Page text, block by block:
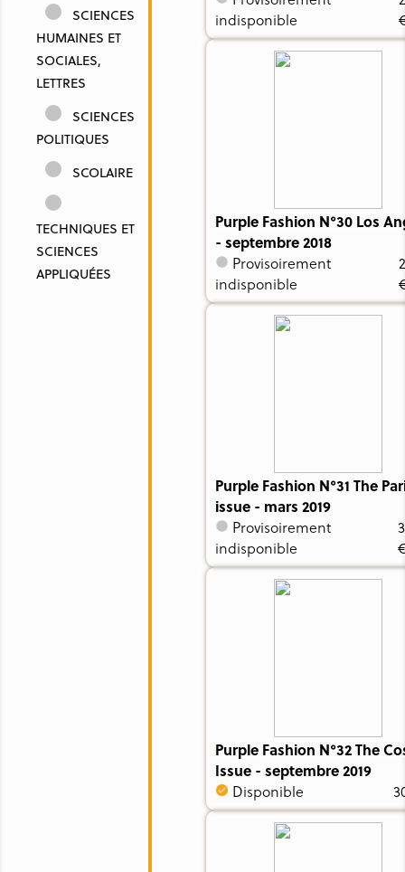
SCIENCES
HUMAINES ET
SOCIALES,
LETTRES
SCIENCES
POLITIQUES
SCOLAIRE
TECHNIQUES ET
SCIENCES
APPLIQUÉES
indisponible
Purple Fashion N°30 Los
- septembre 2018
Provisoirement
indisponible
Purple Fashion N°31 The
issue - mars 2019
Provisoirement
indisponible
Purple Fashion N°32 The
Issue - septembre 2019
Disponible